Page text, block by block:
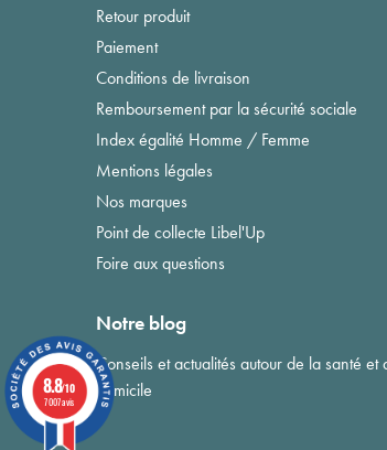
Retour produit
Paiement
Conditions de livraison
Remboursement par la sécurité sociale
Index égalité Homme / Femme
Mentions légales
Nos marques
Point de collecte Libel'Up
Foire aux questions
Notre blog
Conseils et actualités autour de la santé et
domicile
8.8/10
7007 avis